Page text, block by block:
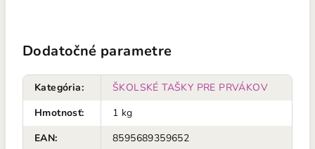
Dodatočné parametre
Kategória:
ŠKOLSKÉ TAŠKY PRE PRVÁKOV
Hmotnosť:
1 kg
EAN: 8595689359652